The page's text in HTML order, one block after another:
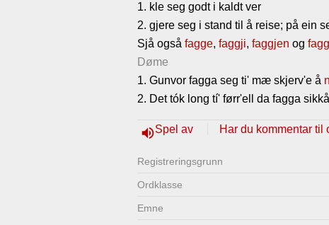
1. kle seg godt i kaldt ver
2. gjere seg i stand til å reise; på ein
Sjå også fagge, faggji, faggjen og
Døme
1. Gunvor fagga seg ti' mæ skjerv'e å
2. Det tók long tí' førr'ell da fagga
volume_upSpel av Har du kommentar til
Registrerings­grunn
Ordklasse
Emne